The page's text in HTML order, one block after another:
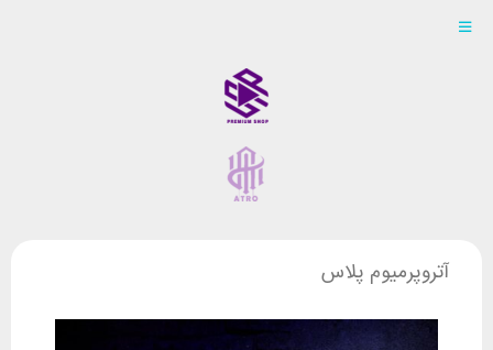
آتروپرمیوم پلاس